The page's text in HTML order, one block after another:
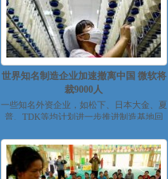
世界知名制造企业加速撤离中国 微软将
裁9000人
一些知名外资企业，如松下、日本大金、夏
普、TDK等均计划进一步推进制造基地回